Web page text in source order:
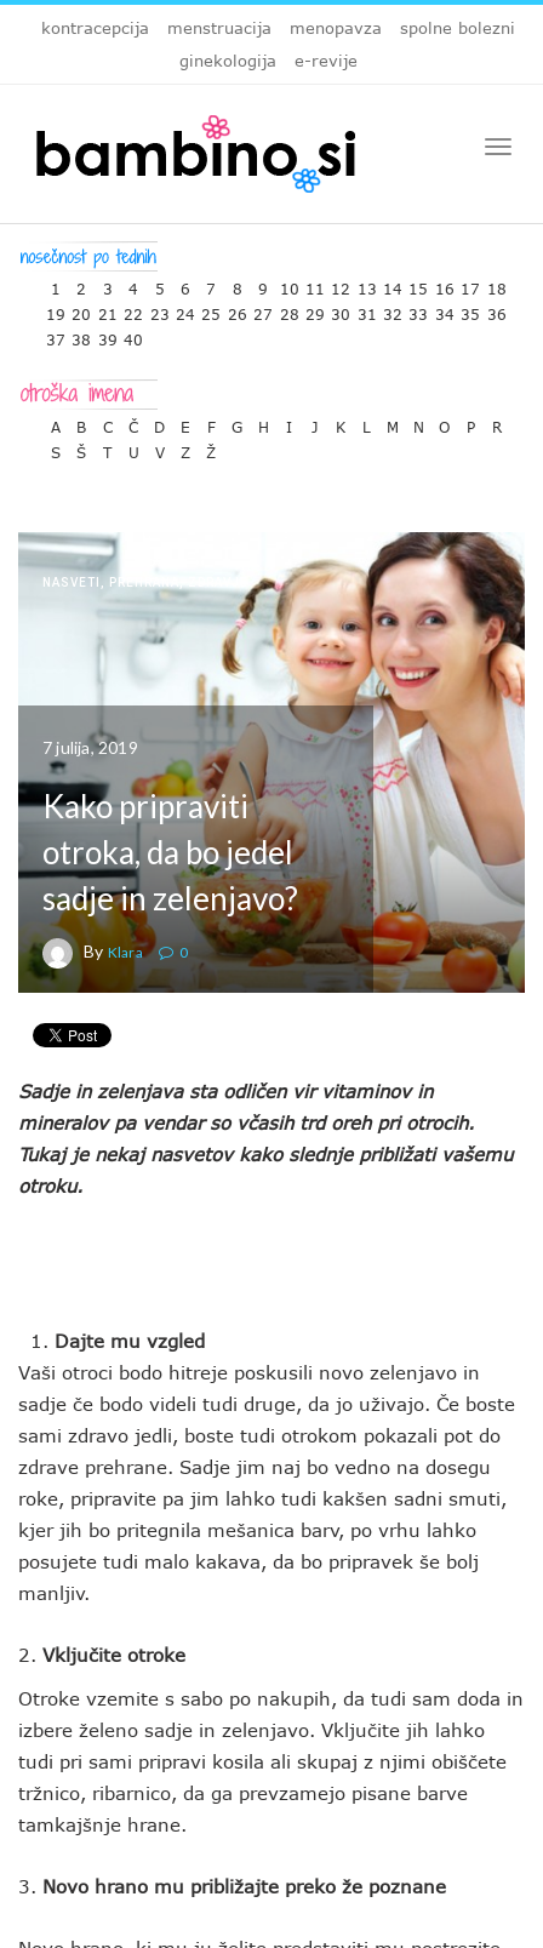
kontracepcija menstruacija menopavza
spolne bolezni
ginekologija
e-revije
1 2 3 4 5 6 7 8 9 10 11 12 13 14 15 16 17 18
19 20 21 22 23 24 25 26 27 28 29 30 31 32 33 34 35 36
37 38 39 40
A B C Č D E F G H I J K L M N O P
R
S
Š T U V Z Ž
NASVETI PREHRANA
7 julija, 2019
Kako pripraviti
otroka, da bo jedel
sadje in zelenjavo?
By Klara 0
Sadje in zelenjava sta odličen vir vitaminov in
mineralov pa vendar so včasih trd oreh pri otrocih.
Tukaj je nekaj nasvetov kako slednje približati vašemu
otroku.
Dajte mu vzgled
Vaši otroci bodo hitreje poskusili novo zelenjavo in
sadje če bodo videli tudi druge, da jo uživajo. Če boste
sami zdravo jedli, boste tudi otrokom pokazali pot do
zdrave prehrane. Sadje jim naj bo vedno na dosegu
roke, pripravite pa jim lahko tudi kakšen sadni smuti,
kjer jih bo pritegnila mešanica barv, po vrhu lahko
posujete tudi malo kakava, da bo pripravek še bolj
manljiv.
2. Vključite otroke
Otroke vzemite s sabo po nakupih, da tudi sam doda in
izbere želeno sadje in zelenjavo. Vključite jih lahko
tudi pri sami pripravi kosila ali skupaj z njimi obiščete
tržnico, ribarnico, da ga prevzamejo pisane barve
tamkajšnje hrane.
3. Novo hrano mu približajte preko že poznane